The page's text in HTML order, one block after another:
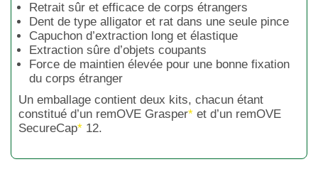
Retrait sûr et efficace de corps étrangers
Dent de type alligator et rat dans une seule pince
Capuchon d’extraction long et élastique
Extraction sûre d’objets coupants
Force de maintien élevée pour une bonne fixation
du corps étranger
Un emballage contient deux kits, chacun étant
constitué d’un remOVE Grasper* et d’un remOVE
SecureCap* 12.